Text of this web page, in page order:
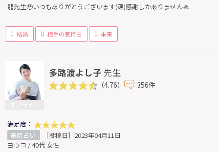
龍先生🥹いつもありがとうございます(涙)感謝しかありません🙏
結婚 相手の気持ち 未来
多路渡よし子 先生
（4.76） 356件
満足度：
電話占い
［投稿日］2023年04月11日
ヨウコ / 40代 女性